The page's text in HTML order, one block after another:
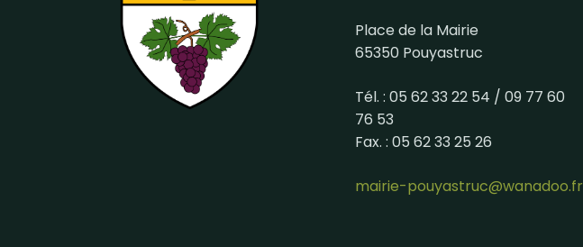
Place de la Mairie
65350 Pouyastruc
Tél. : 05 62 33 22 54 / 09 77 60
76 53
Fax. : 05 62 33 25 26
mairie-pouyastruc@wanadoo.fr